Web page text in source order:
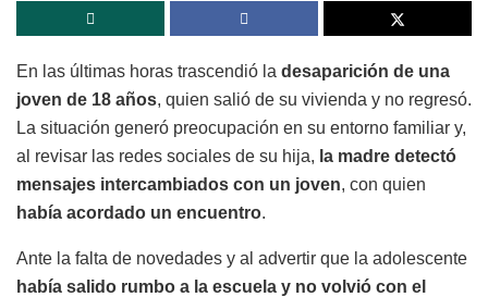
En las últimas horas trascendió la desaparición de una
joven de 18 años, quien salió de su vivienda y no regresó.
La situación generó preocupación en su entorno familiar y,
al revisar las redes sociales de su hija, la madre detectó
mensajes intercambiados con un joven, con quien
había acordado un encuentro.
Ante la falta de novedades y al advertir que la adolescente
había salido rumbo a la escuela y no volvió con el